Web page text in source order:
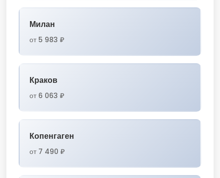
Милан
от 5 983 ₽
Краков
от 6 063 ₽
Копенгаген
от 7 490 ₽